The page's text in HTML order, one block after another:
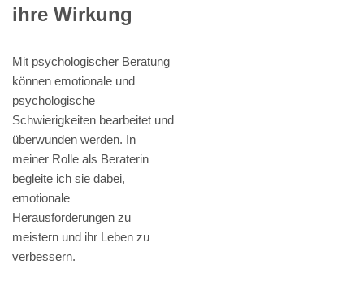
ihre Wirkung
Mit psychologischer Beratung
können emotionale und
psychologische
Schwierigkeiten bearbeitet und
überwunden werden. In
meiner Rolle als Beraterin
begleite ich sie dabei,
emotionale
Herausforderungen zu
meistern und ihr Leben zu
verbessern.